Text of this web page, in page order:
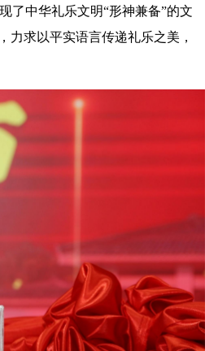
了中华礼乐文明“形神兼备”的文
力求以平实语言传递礼乐之美，